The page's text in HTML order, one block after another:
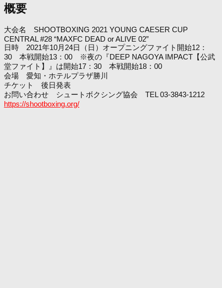
概要
大会名 SHOOTBOXING 2021 YOUNG CAESER CUP
CENTRAL #28 “MAXFC DEAD or ALIVE 02”
日時 2021年10月24日（日）オープニングファイト開始12：
30 本戦開始13：00 ※夜の『DEEP NAGOYA IMPACT【公武
堂ファイト】』は開始17：30 本戦開始18：00
会場 愛知・ホテルプラザ勝川
チケット 後日発表
お問い合わせ シュートボクシング協会 TEL 03-3843-1212
https://shootboxing.org/